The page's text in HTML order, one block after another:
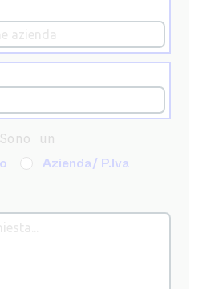
Sono un
Azienda/ P.Iva